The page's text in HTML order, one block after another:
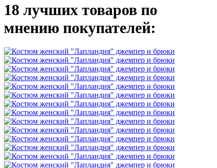
18 лучших товаров по
мнению покупателей: